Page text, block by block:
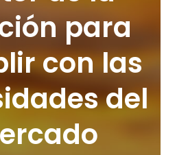
para
con las
del